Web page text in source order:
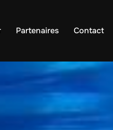
Partenaires Contact